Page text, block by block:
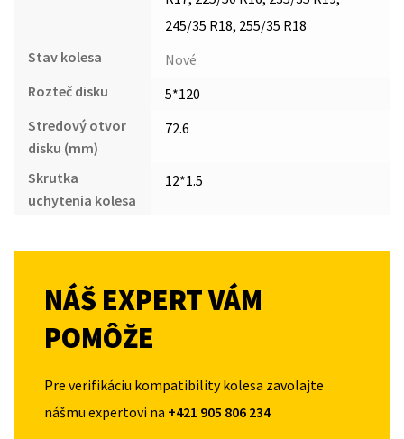
245/35 R18, 255/35 R18
Stav kolesa
Nové
Rozteč disku
5*120
Stredový otvor
disku (mm)
72.6
Skrutka
uchytenia kolesa
12*1.5
NÁŠ EXPERT VÁM
POMÔŽE
Pre verifikáciu kompatibility kolesa zavolajte
nášmu expertovi na +421 905 806 234